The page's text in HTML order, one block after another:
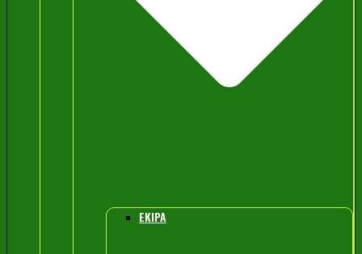
EKIPA